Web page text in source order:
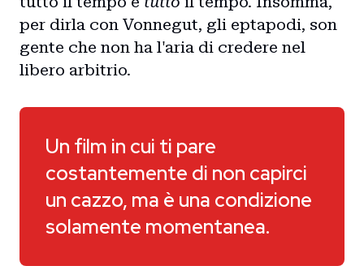
per dirla con Vonnegut, gli eptapodi, son
gente che non ha l'aria di credere nel
libero arbitrio.
Un film in cui ti pare
costantemente di non capirci
un cazzo, ma è una condizione
solamente momentanea.